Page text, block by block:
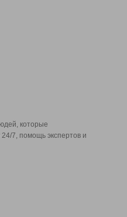
которые
7, помощь экспертов и